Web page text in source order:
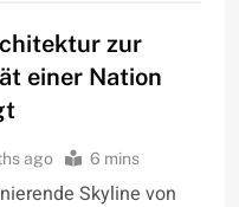
zur
einer Nation
ago 6 mins
Skyline von